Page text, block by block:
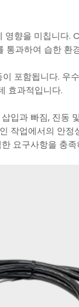
향을 미칩니다.
과하여 습한 환
포함됩니다.
효과적입니다.
입과 빠짐, 진동
작업에서의 안
요구사항을 충